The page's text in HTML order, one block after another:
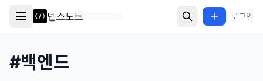
로그인
#백엔드